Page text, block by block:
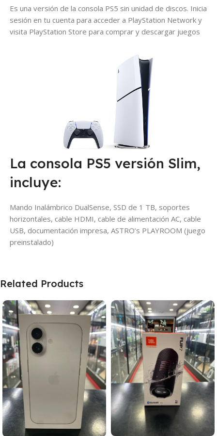
Es una versión de la consola PS5 sin unidad de discos. Inicia
sesión en tu cuenta para acceder a PlayStation Network y
visita PlayStation Store para comprar y descargar juegos
La consola PS5 versión Slim,
incluye:
Mando Inalámbrico DualSense, SSD de 1 TB, soportes
horizontales, cable HDMI, cable de alimentación AC, cable
USB, documentación impresa, ASTRO’s PLAYROOM (juego
preinstalado)
Related Products